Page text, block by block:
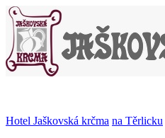
Hotel Jaškovská krčma na Těrlicku